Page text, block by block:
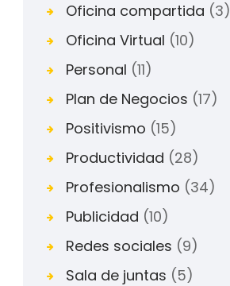
Oficina compartida (3)
Oficina Virtual (10)
Personal (11)
Plan de Negocios (17)
Positivismo (15)
Productividad (28)
Profesionalismo (34)
Publicidad (10)
Redes sociales (9)
Sala de juntas (5)